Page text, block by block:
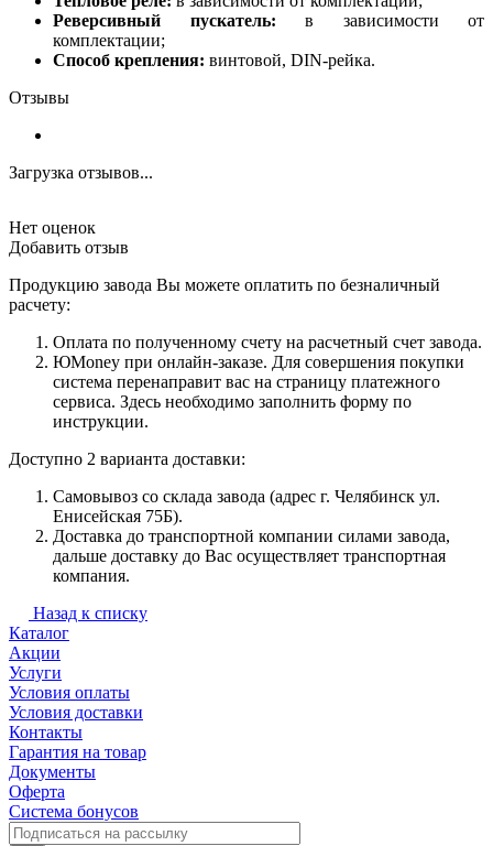
Реверсивный пускатель: в зависимости от
комплектации;
Способ крепления: винтовой, DIN-рейка.
Отзывы
Загрузка отзывов...
Нет оценок
Добавить отзыв
Продукцию завода Вы можете оплатить по безналичный
расчету:
Оплата по полученному счету на расчетный счет завода.
ЮMoney при онлайн-заказе. Для совершения покупки
система перенаправит вас на страницу платежного
сервиса. Здесь необходимо заполнить форму по
инструкции.
Доступно 2 варианта доставки:
Самовывоз со склада завода (адрес г. Челябинск ул.
Енисейская 75Б).
Доставка до транспортной компании силами завода,
дальше доставку до Вас осуществляет транспортная
компания.
Назад к списку
Каталог
Акции
Услуги
Условия оплаты
Условия доставки
Контакты
Гарантия на товар
Документы
Оферта
Система бонусов